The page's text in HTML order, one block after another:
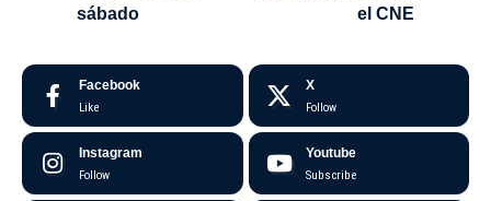
sábado
el CNE
Facebook
Like
X
Follow
Instagram
Follow
Youtube
Subscribe